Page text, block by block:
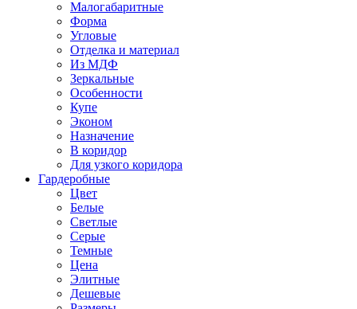
Малогабаритные
Форма
Угловые
Отделка и материал
Из МДФ
Зеркальные
Особенности
Купе
Эконом
Назначение
В коридор
Для узкого коридора
Гардеробные
Цвет
Белые
Светлые
Серые
Темные
Цена
Элитные
Дешевые